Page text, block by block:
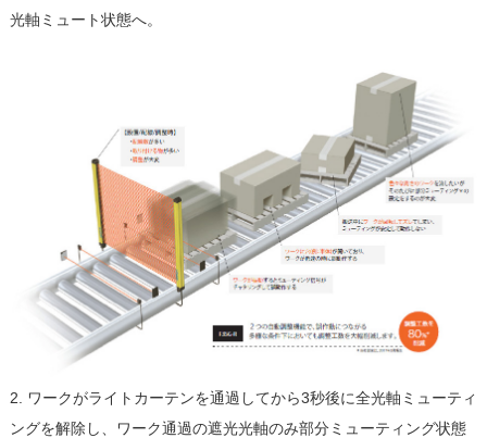
光軸ミュート状態へ。
2. ワークがライトカーテンを通過してから3秒後に全光軸ミューティ
ングを解除し、ワーク通過の遮光光軸のみ部分ミューティング状態